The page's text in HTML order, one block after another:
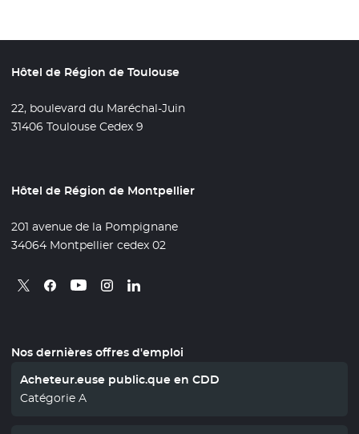
Hôtel de Région de Toulouse
22, boulevard du Maréchal-Juin
31406 Toulouse Cedex 9
Hôtel de Région de Montpellier
201 avenue de la Pompignane
34064 Montpellier cedex 02
Retrouvez nous sur X
- Nouvelle fenêtre
Retrouvez nous sur Facebook
- Nouvelle fenêtre
Retrouvez nous sur Youtube
- Nouvelle fenêtre
Retrouvez nous sur Instagram
- Nouvelle fenêtre
Retrouvez nous sur Linkedin
- Nouvelle fenêtre
Nos dernières offres d'emploi
Acheteur.euse public.que en CDD
Catégorie A